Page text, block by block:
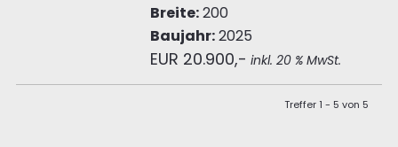
Breite:200
Baujahr:2025
EUR 20.900,- inkl. 20 % MwSt.
Treffer 1 - 5 von 5